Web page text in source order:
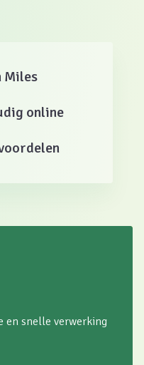
Miles
online
en snelle verwerking